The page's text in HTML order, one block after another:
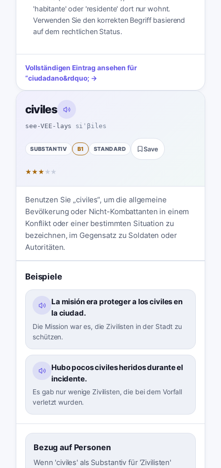
'habitante' oder 'residente' dort nur wohnt.
Verwenden Sie den korrekten Begriff basierend
auf dem rechtlichen Status.
Vollständigen Eintrag ansehen für
“ciudadano&rdquo; →
civiles
see-VEE-lays siˈβiles
SUBSTANTIV B1 STANDARD Save
★★★ ★ ★
Benutzen Sie „civiles“, um die allgemeine
Bevölkerung oder Nicht-Kombattanten in einem
Konflikt oder einer bestimmten Situation zu
bezeichnen, im Gegensatz zu Soldaten oder
Autoritäten.
Beispiele
La misión era proteger a los civiles en
la ciudad.
Die Mission war es, die Zivilisten in der Stadt zu
schützen.
Hubo pocos civiles heridos durante el
incidente.
Es gab nur wenige Zivilisten, die bei dem Vorfall
verletzt wurden.
Bezug auf Personen
Wenn 'civiles' als Substantiv für 'Zivilisten'